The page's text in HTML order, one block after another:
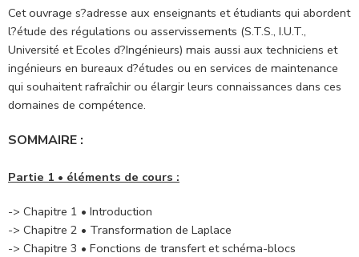
Cet ouvrage s?adresse aux enseignants et étudiants qui abordent
l?étude des régulations ou asservissements (S.T.S., I.U.T.,
Université et Ecoles d?Ingénieurs) mais aussi aux techniciens et
ingénieurs en bureaux d?études ou en services de maintenance
qui souhaitent rafraîchir ou élargir leurs connaissances dans ces
domaines de compétence.
SOMMAIRE :
Partie 1 • éléments de cours :
-> Chapitre 1 • Introduction
-> Chapitre 2 • Transformation de Laplace
-> Chapitre 3 • Fonctions de transfert et schéma-blocs